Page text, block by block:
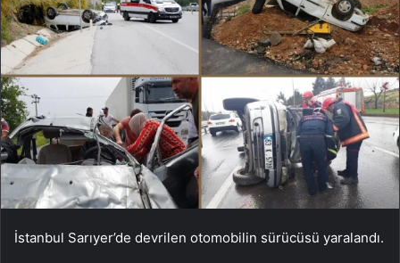
İstanbul Sarıyer’de devrilen otomobilin sürücüsü yaralandı.